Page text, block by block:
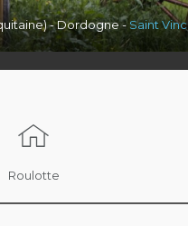
- Dordogne -Saint
Roulotte